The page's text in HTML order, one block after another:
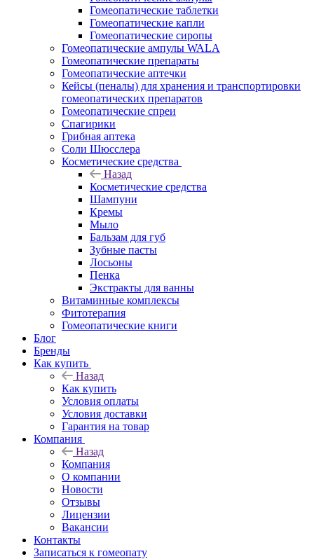
Гомеопатические таблетки
Гомеопатические капли
Гомеопатические сиропы
Гомеопатические ампулы WALA
Гомеопатические препараты
Гомеопатические аптечки
Кейсы (пеналы) для хранения и транспортировки
гомеопатических препаратов
Гомеопатические спреи
Спагирики
Грибная аптека
Соли Шюсслера
Косметические средства
Назад
Косметические средства
Шампуни
Кремы
Мыло
Бальзам для губ
Зубные пасты
Лосьоны
Пенка
Экстракты для ванны
Витаминные комплексы
Фитотерапия
Гомеопатические книги
Блог
Бренды
Как купить
Назад
Как купить
Условия оплаты
Условия доставки
Гарантия на товар
Компания
Назад
Компания
О компании
Новости
Отзывы
Лицензии
Вакансии
Контакты
Записаться к гомеопату